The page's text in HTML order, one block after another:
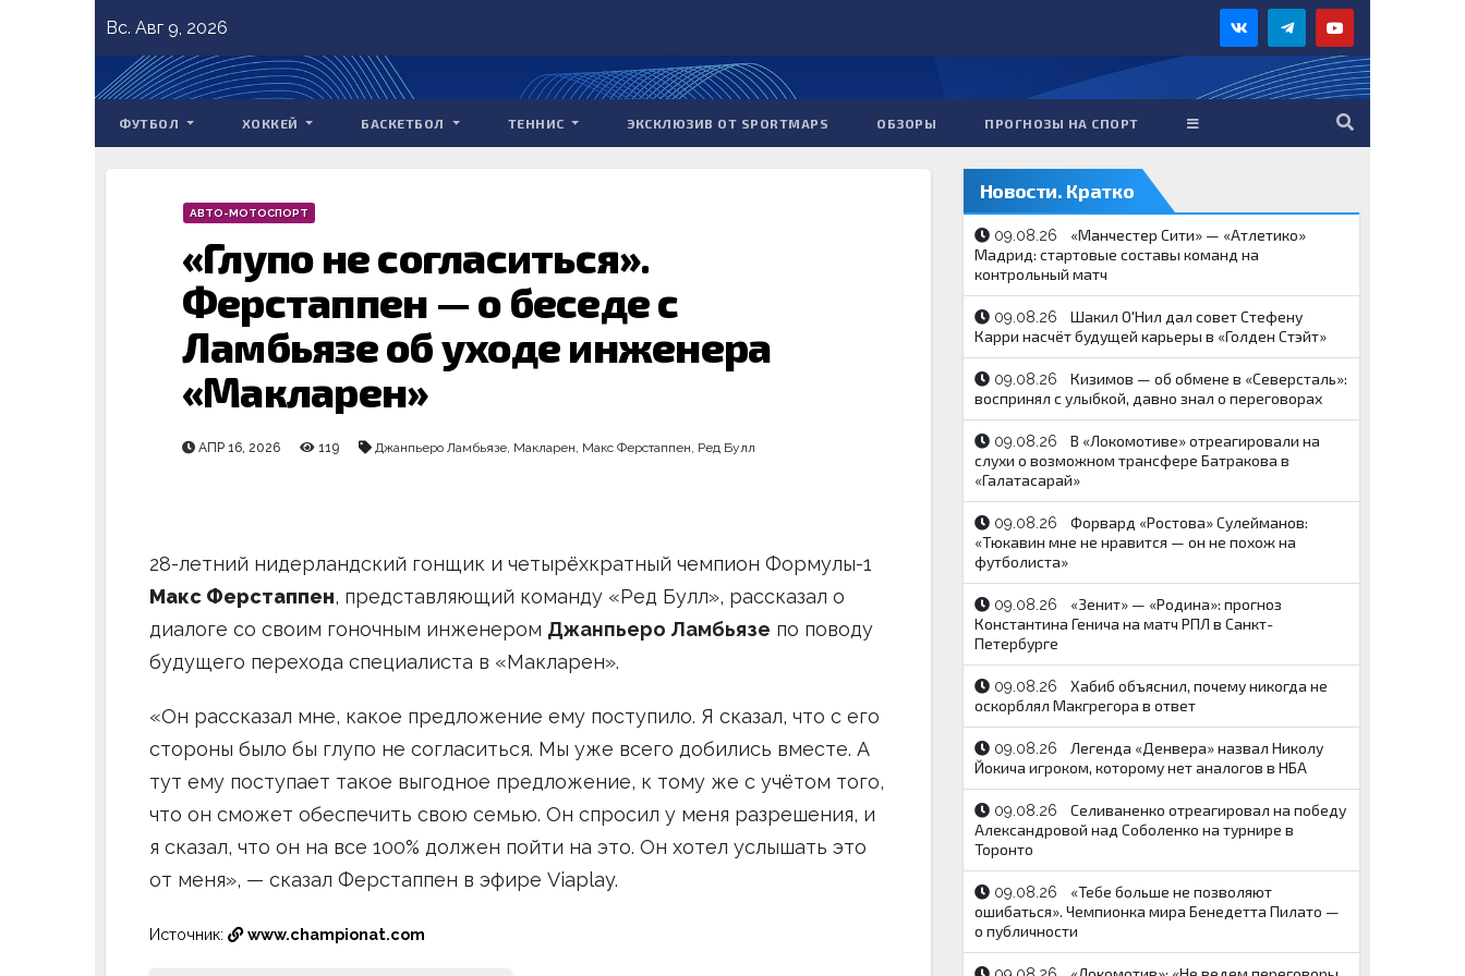
to
content
Вс. Авг 9, 2026
ФУТБОЛ ХОККЕЙ БАСКЕТБОЛ ТЕННИС ЭКСКЛЮЗИВ ОТ SPORTMAPS ОБЗОРЫ ПРОГНОЗЫ НА СПОРТ
АВТО-МОТОСПОРТ
«Глупо не согласиться».
Ферстаппен — о беседе с
Ламбьязе об уходе инженера
«Макларен»
АПР 16, 2026 119 Джанпьеро Ламбьязе, Макларен, Макс Ферстаппен, Ред Булл
28-летний нидерландский гонщик и четырёхкратный чемпион Формулы-1
Макс Ферстаппен, представляющий команду «Ред Булл», рассказал о
диалоге со своим гоночным инженером Джанпьеро Ламбьязе по поводу
будущего перехода специалиста в «Макларен».
«Он рассказал мне, какое предложение ему поступило. Я сказал, что с его
стороны было бы глупо не согласиться. Мы уже всего добились вместе. А
тут ему поступает такое выгодное предложение, к тому же с учётом того,
что он сможет обеспечить свою семью. Он спросил у меня разрешения, и
я сказал, что он на все 100% должен пойти на это. Он хотел услышать это
от меня», — сказал Ферстаппен в эфире Viaplay.
Источник: www.championat.com
Новости. Кратко
09.08.26
«Манчестер Сити» — «Атлетико»
Мадрид: стартовые составы команд на
контрольный матч
09.08.26
Шакил О'Нил дал совет Стефену
Карри насчёт будущей карьеры в «Голден Стэйт»
09.08.26
Кизимов — об обмене в «Северсталь»:
воспринял с улыбкой, давно знал о переговорах
09.08.26
В «Локомотиве» отреагировали на
слухи о возможном трансфере Батракова в
«Галатасарай»
09.08.26
Форвард «Ростова» Сулейманов:
«Тюкавин мне не нравится — он не похож на
футболиста»
09.08.26
«Зенит» — «Родина»: прогноз
Константина Генича на матч РПЛ в Санкт-
Петербурге
09.08.26
Хабиб объяснил, почему никогда не
оскорблял Макгрегора в ответ
09.08.26
Легенда «Денвера» назвал Николу
Йокича игроком, которому нет аналогов в НБА
09.08.26
Селиваненко отреагировал на победу
Александровой над Соболенко на турнире в
Торонто
09.08.26
«Тебе больше не позволяют
ошибаться». Чемпионка мира Бенедетта Пилато —
о публичности